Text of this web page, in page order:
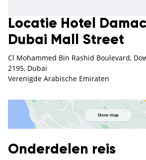
Locatie Hotel
Dubai Mall Street
Cl Mohammed Bin Rashid Boulevard,
2195, Dubai
Verenigde Arabische Emiraten
Onderdelen reis